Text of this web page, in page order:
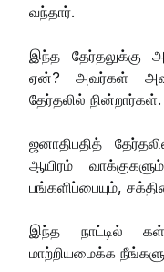
வந்தார்.
இந்த தேர்தலுக்கு
ஏன்? அவர்கள்
தேர்தலில் நின்றார்கள்.
ஜனாதிபதித்
ஆயிரம்
பங்களிப்பையும்,
இந்த நாட்டில்
மாற்றியமைக்க